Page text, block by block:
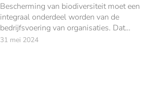
Bescherming van biodiversiteit moet een
integraal onderdeel worden van de
bedrijfsvoering van organisaties. Dat
betoogt BNP Paribas.
31 mei 2024